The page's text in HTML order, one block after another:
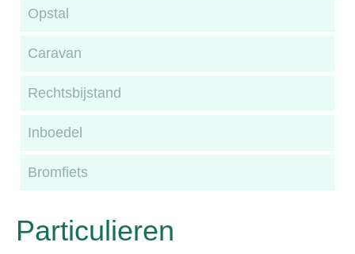
Opstal
Caravan
Rechtsbijstand
Inboedel
Bromfiets
Particulieren